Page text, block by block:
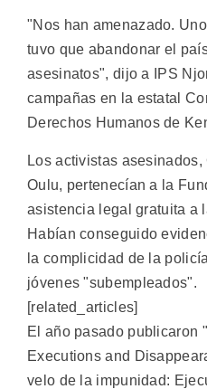
"Nos han amenazado.
tuvo que abandonar el
asesinatos", dijo a IPS
campañas en la estatal
Derechos Humanos de
Los activistas asesinados,
Oulu, pertenecían a la
asistencia legal gratuita a
Habían conseguido
la complicidad de la
jóvenes "subempleados".
[related_articles]
El año pasado publicaron
Executions and
velo de la impunidad: